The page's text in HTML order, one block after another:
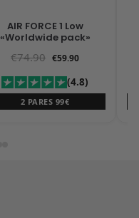
AIR FORCE 1 Low
«Worldwide pack»
€74.90 €59.90
(4.8)
2 PARES 99€